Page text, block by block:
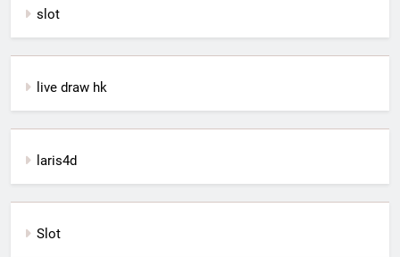
slot
live draw hk
laris4d
Slot